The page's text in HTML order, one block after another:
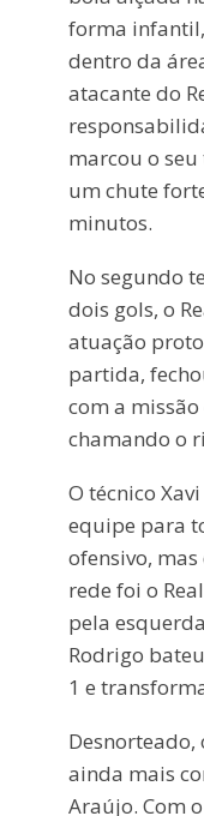
forma
dentro da
atacante do
marcou o
um chute
minutos.
No segundo
dois gols, o
atuação
partida,
com a
chamando o
O técnico
equipe para
ofensivo,
rede foi o
pela
Rodrigo
1 e
Desnorteado,
ainda mais
Araújo. Com